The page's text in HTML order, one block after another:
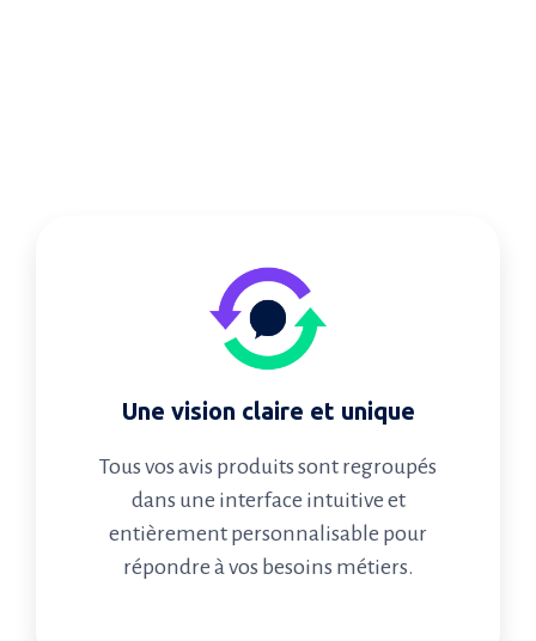
Une vision claire et unique
Tous vos avis produits sont regroupés
dans une interface intuitive et
entièrement personnalisable pour
répondre à vos besoins métiers.